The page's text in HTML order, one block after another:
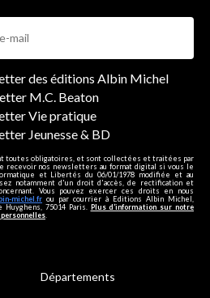
des éditions Albin Michel
M.C. Beaton
Vie pratique
Jeunesse & BD
toutes obligatoires, et sont collectées et traitées par
recevoir nos newsletters au format digital si vous le
et Libertés du 06/01/1978 modifiée et au
notamment d'un droit d'accès, de rectification et
Vous pouvez exercer ces droits en nous
michel.fr ou par courrier à Editions Albin Michel,
75014 Paris. Plus d’information sur notre
Départements